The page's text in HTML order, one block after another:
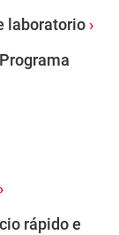
laboratorio
rápido e